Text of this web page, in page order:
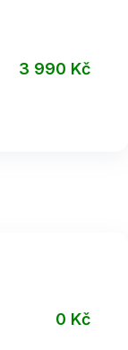
3 990 Kč
0 Kč